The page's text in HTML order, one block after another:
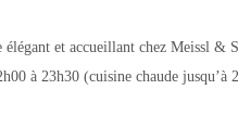
élégant et accueillant chez Meissl
à 23h30 (cuisine chaude jusqu’à